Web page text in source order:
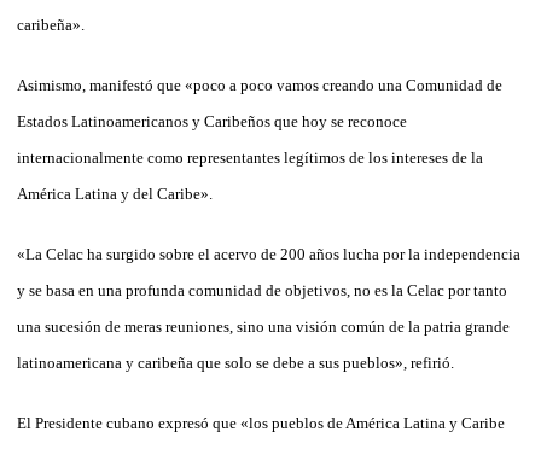
caribeña».
Asimismo, manifestó que «poco a poco vamos creando una Comunidad de
Estados Latinoamericanos y Caribeños que hoy se reconoce
internacionalmente como representantes legítimos de los intereses de la
América Latina y del Caribe».
«La Celac ha surgido sobre el acervo de 200 años lucha por la independencia
y se basa en una profunda comunidad de objetivos, no es la Celac por tanto
una sucesión de meras reuniones, sino una visión común de la patria grande
latinoamericana y caribeña que solo se debe a sus pueblos», refirió.
El Presidente cubano expresó que «los pueblos de América Latina y Caribe